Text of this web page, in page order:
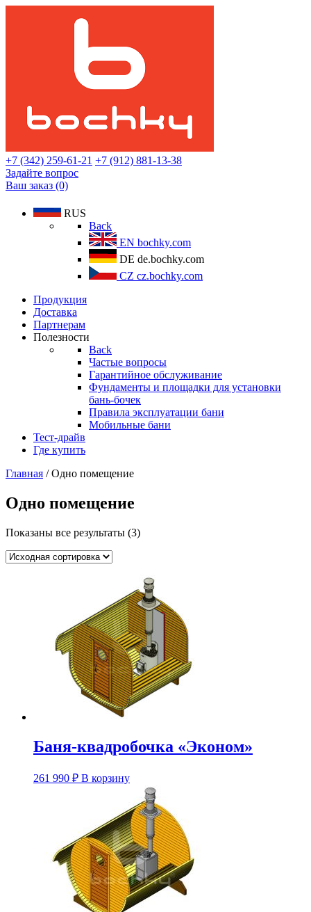
+7 (342) 259-61-21 +7 (912) 881-13-38
Задайте вопрос
Ваш заказ (0)
RUS
Back
EN bochky.com
DE de.bochky.com
CZ cz.bochky.com
Продукция
Доставка
Партнерам
Полезности
Back
Частые вопросы
Гарантийное обслуживание
Фундаменты и площадки для установки
бань-бочек
Правила эксплуатации бани
Мобильные бани
Тест-драйв
Где купить
Главная / Одно помещение
Одно помещение
Показаны все результаты (3)
Баня-квадробочка «Эконом»
261 990 ₽ В корзинуЭтот
товар
имеет
несколько
вариаций.
Опции
можно
выбрать
на
странице
товара.